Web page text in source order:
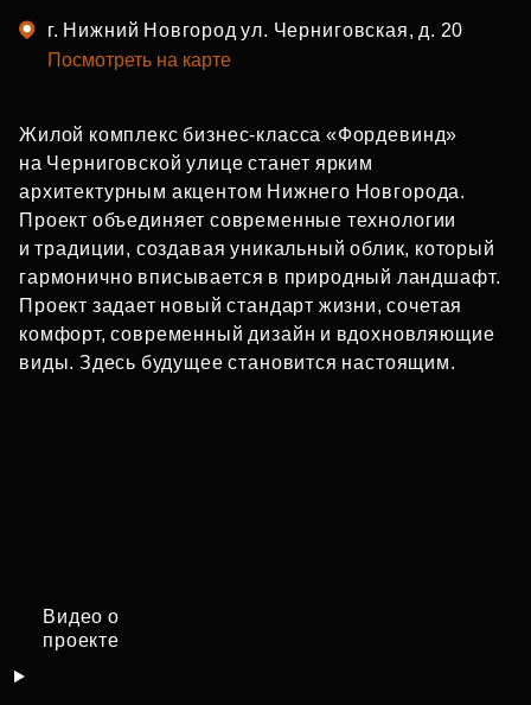
Коммерческие помещения
г. Нижний Новгород ул. Черниговская, д. 20
Посмотреть на карте
Жилой комплекс бизнес‑класса «Фордевинд»
на Черниговской улице станет ярким
архитектурным акцентом Нижнего Новгорода.
Проект объединяет современные технологии
и традиции, создавая уникальный облик, который
гармонично вписывается в природный ландшафт.
Проект задает новый стандарт жизни, сочетая
комфорт, современный дизайн и вдохновляющие
виды. Здесь будущее становится настоящим.
Видео о
проекте